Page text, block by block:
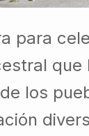
para
los